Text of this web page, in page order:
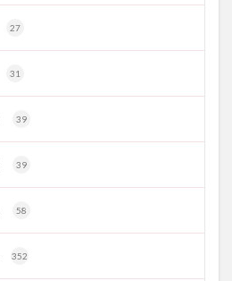
27
31
39
39
58
352